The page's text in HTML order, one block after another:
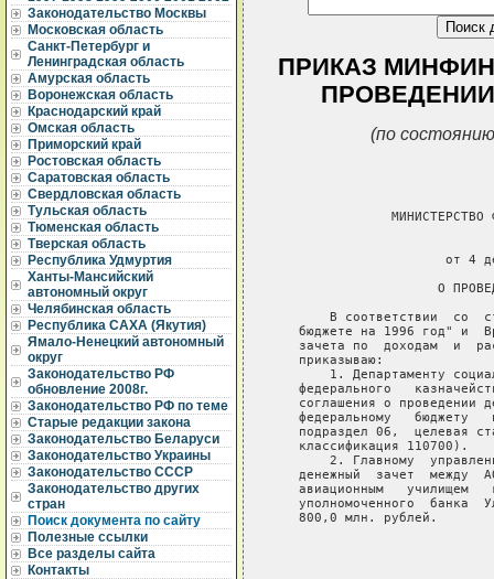
Законодательство Москвы
Московская область
Санкт-Петербург и
Ленинградская область
Амурская область
Воронежская область
Краснодарский край
Омская область
Приморский край
Ростовская область
Саратовская область
Свердловская область
Тульская область
Тюменская область
Тверская область
Республика Удмуртия
Ханты-Мансийский
автономный округ
Челябинская область
Республика САХА (Якутия)
Ямало-Ненецкий автономный
округ
Законодательство РФ
обновление 2008г.
Законодательство РФ по теме
Старые редакции закона
Законодательство Беларуси
Законодательство Украины
Законодательство СССР
Законодательство других
стран
Поиск документа по сайту
Полезные ссылки
Все разделы сайта
Контакты
ПРИКАЗ
(по
МИНИСТЕРСТВО
от 4
О
В соответствии  со
бюджете на 1996 год" и
зачета по  доходам  и
   приказываю:
1. Департаменту
федерального
соглашения о проведении
федеральному   бюджету
подраздел 06,  целевая
   классификация 110700).
2. Главному
денежный  зачет  между
авиационным   училищем
уполномоченного  банка
   800,0 млн. рублей.